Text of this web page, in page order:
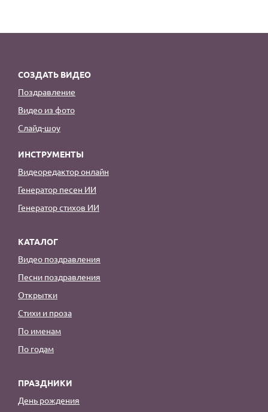
СОЗДАТЬ ВИДЕО
Поздравление
Видео из фото
Слайд-шоу
ИНСТРУМЕНТЫ
Видеоредактор онлайн
Генератор песен ИИ
Генератор стихов ИИ
КАТАЛОГ
Видео поздравления
Песни поздравления
Открытки
Стихи и проза
По именам
По годам
ПРАЗДНИКИ
День рождения